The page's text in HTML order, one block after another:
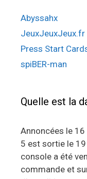
Abyssahx
JeuxJeuxJeux.fr
Press Start
spiBER-man
Quelle est la
Annoncées le
5 est sortie le
console a été
commande et